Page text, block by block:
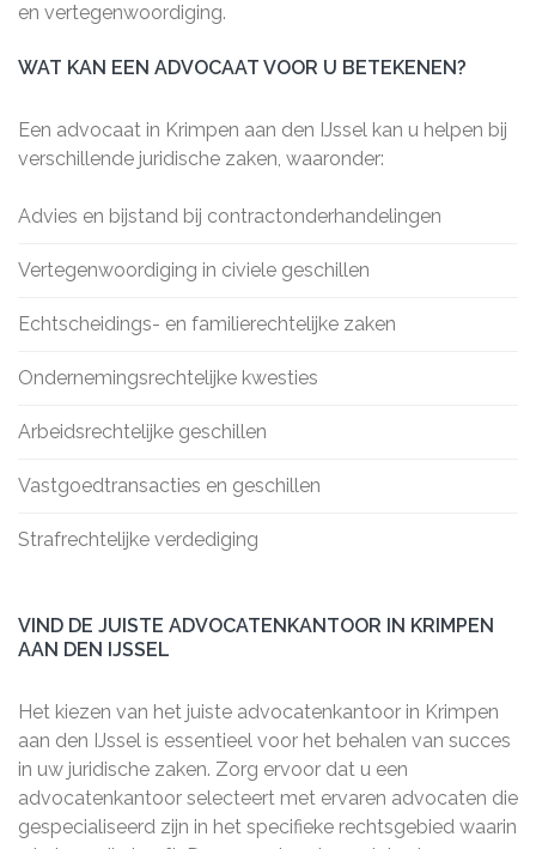
en vertegenwoordiging.
WAT KAN EEN ADVOCAAT VOOR U BETEKENEN?
Een advocaat in Krimpen aan den IJssel kan u helpen bij
verschillende juridische zaken, waaronder:
Advies en bijstand bij contractonderhandelingen
Vertegenwoordiging in civiele geschillen
Echtscheidings- en familierechtelijke zaken
Ondernemingsrechtelijke kwesties
Arbeidsrechtelijke geschillen
Vastgoedtransacties en geschillen
Strafrechtelijke verdediging
VIND DE JUISTE ADVOCATENKANTOOR IN KRIMPEN
AAN DEN IJSSEL
Het kiezen van het juiste advocatenkantoor in Krimpen
aan den IJssel is essentieel voor het behalen van succes
in uw juridische zaken. Zorg ervoor dat u een
advocatenkantoor selecteert met ervaren advocaten die
gespecialiseerd zijn in het specifieke rechtsgebied waarin